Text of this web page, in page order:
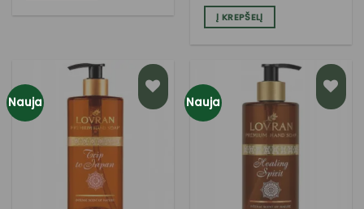
Į KREPŠELĮ
Nauja
Į NORŲ
Nauja